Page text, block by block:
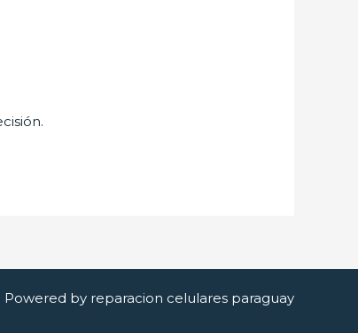
Powered by reparacion celulares paraguay